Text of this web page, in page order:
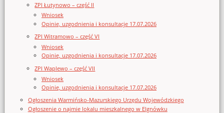
ZPI Łutynowo – część II
Wniosek
Opinie, uzgodnienia i konsultacje 17.07.2026
ZPI Witramowo – część VI
Wniosek
Opinie, uzgodnienia i konsultacje 17.07.2026
ZPI Waplewo – część VII
Wniosek
Opinie, uzgodnienia i konsultacje 17.07.2026
Ogłoszenia Warmińsko-Mazurskiego Urzędu Wojewódzkiego
Ogłoszenie o najmie lokalu mieszkalnego w Elgnówku